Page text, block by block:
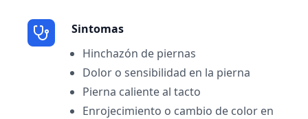
Sintomas
Hinchazón de piernas
Dolor o sensibilidad en la pierna
Pierna caliente al tacto
Enrojecimiento o cambio de color en